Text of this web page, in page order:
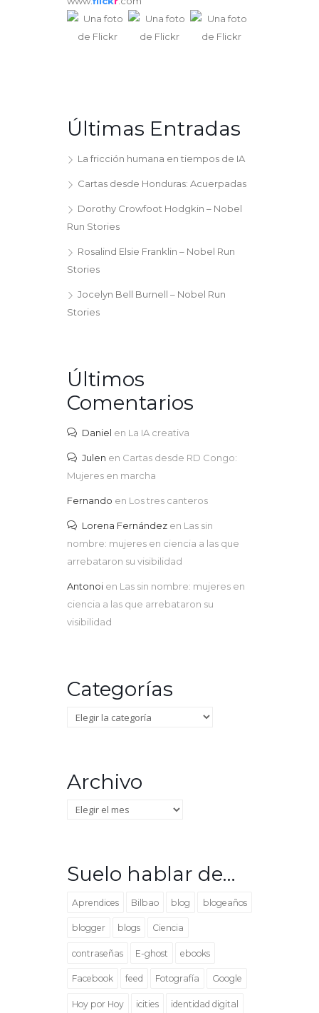
Últimas Entradas
La fricción humana en tiempos de IA
Cartas desde Honduras: Acuerpadas
Dorothy Crowfoot Hodgkin – Nobel
Run Stories
Rosalind Elsie Franklin – Nobel Run
Stories
Jocelyn Bell Burnell – Nobel Run
Stories
Últimos
Comentarios
Daniel en La IA creativa
Julen en Cartas desde RD Congo:
Mujeres en marcha
Fernando en Los tres canteros
Lorena Fernández en Las sin
nombre: mujeres en ciencia a las que
arrebataron su visibilidad
Antonoi en Las sin nombre: mujeres en
ciencia a las que arrebataron su
visibilidad
Categorías
Categorías
Archivo
Archivo
Suelo hablar de…
Aprendices Bilbao blog blogeaños
blogger blogs Ciencia
contraseñas E-ghost ebooks
Facebook feed Fotografía Google
Hoy por Hoy icities identidad digital